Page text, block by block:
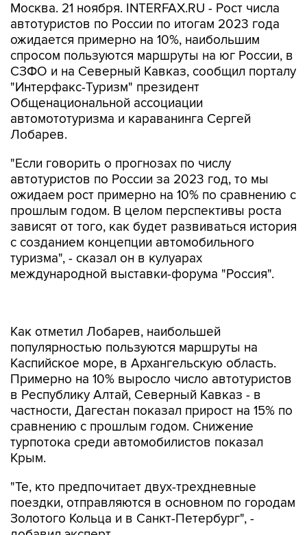
Москва. 21 ноября. INTERFAX.RU - Рост числа
автотуристов по России по итогам 2023 года
ожидается примерно на 10%, наибольшим
спросом пользуются маршруты на юг России, в
СЗФО и на Северный Кавказ, сообщил порталу
"Интерфакс-Туризм" президент
Общенациональной ассоциации
автомототуризма и караванинга Сергей
Лобарев.
"Если говорить о прогнозах по числу
автотуристов по России за 2023 год, то мы
ожидаем рост примерно на 10% по сравнению с
прошлым годом. В целом перспективы роста
зависят от того, как будет развиваться история
с созданием концепции автомобильного
туризма", - сказал он в кулуарах
международной выставки-форума "Россия".
Как отметил Лобарев, наибольшей
популярностью пользуются маршруты на
Каспийское море, в Архангельскую область.
Примерно на 10% выросло число автотуристов
в Республику Алтай, Северный Кавказ - в
частности, Дагестан показал прирост на 15% по
сравнению с прошлым годом. Снижение
турпотока среди автомобилистов показал
Крым.
"Те, кто предпочитает двух-трехдневные
поездки, отправляются в основном по городам
Золотого Кольца и в Санкт-Петербург", -